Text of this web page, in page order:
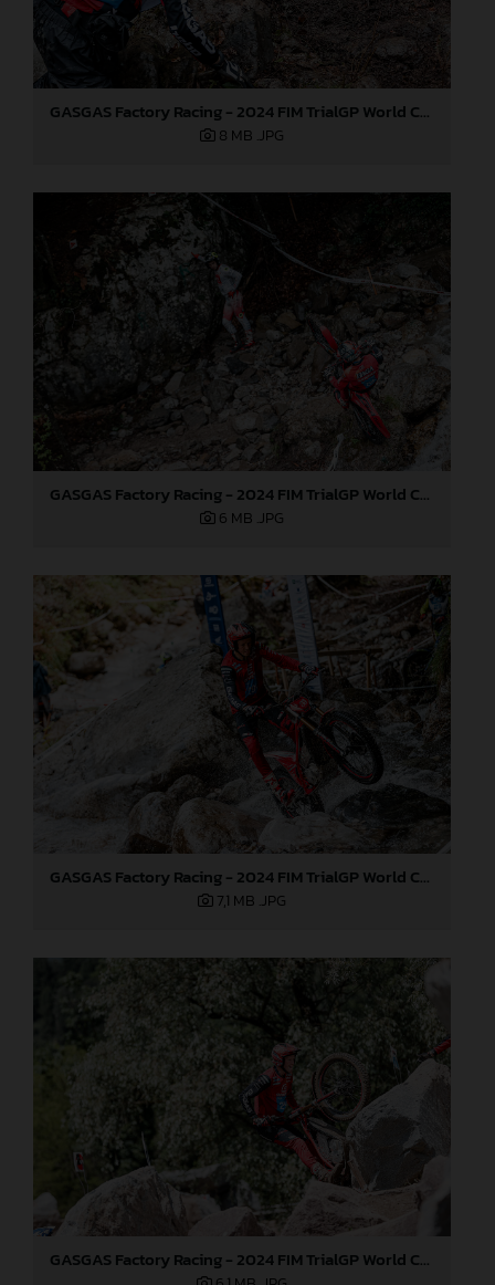
GASGAS Factory Racing - 2024 FIM TrialGP World Championship - Round 3, Italy
8 MB .JPG
GASGAS Factory Racing - 2024 FIM TrialGP World Championship - Round 3, Italy
6 MB .JPG
GASGAS Factory Racing - 2024 FIM TrialGP World Championship - Round 3, Italy
7,1 MB .JPG
GASGAS Factory Racing - 2024 FIM TrialGP World Championship - Round 3, Italy